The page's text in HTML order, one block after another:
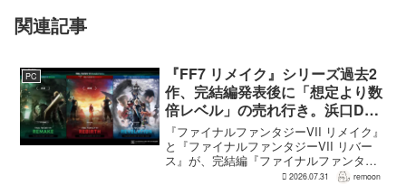
関連記事
PC
『FF7 リメイク』シリーズ過去2
作、完結編発表後に「想定より数
倍レベル」の売れ行き。浜口Dが
明かす
『ファイナルファンタジーVII リメイク』
と『ファイナルファンタジーVII リバー
ス』が、完結編『ファイナルファンタジ
ーVII リベレーション』の発表後、「我々
2026.07.31 remoon